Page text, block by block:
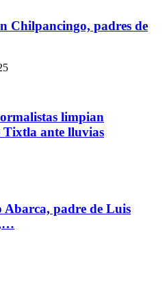
Chilpancingo, padres de
limpian
Tixtla ante lluvias
Abarca, padre de Luis